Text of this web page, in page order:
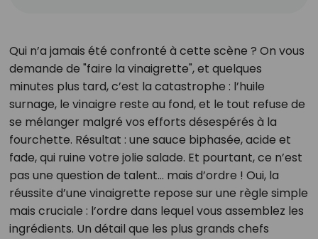
Qui n’a jamais été confronté à cette scène ? On vous
demande de "faire la vinaigrette", et quelques
minutes plus tard, c’est la catastrophe : l’huile
surnage, le vinaigre reste au fond, et le tout refuse de
se mélanger malgré vos efforts désespérés à la
fourchette. Résultat : une sauce biphasée, acide et
fade, qui ruine votre jolie salade. Et pourtant, ce n’est
pas une question de talent… mais d’ordre ! Oui, la
réussite d’une vinaigrette repose sur une règle simple
mais cruciale : l’ordre dans lequel vous assemblez les
ingrédients. Un détail que les plus grands chefs